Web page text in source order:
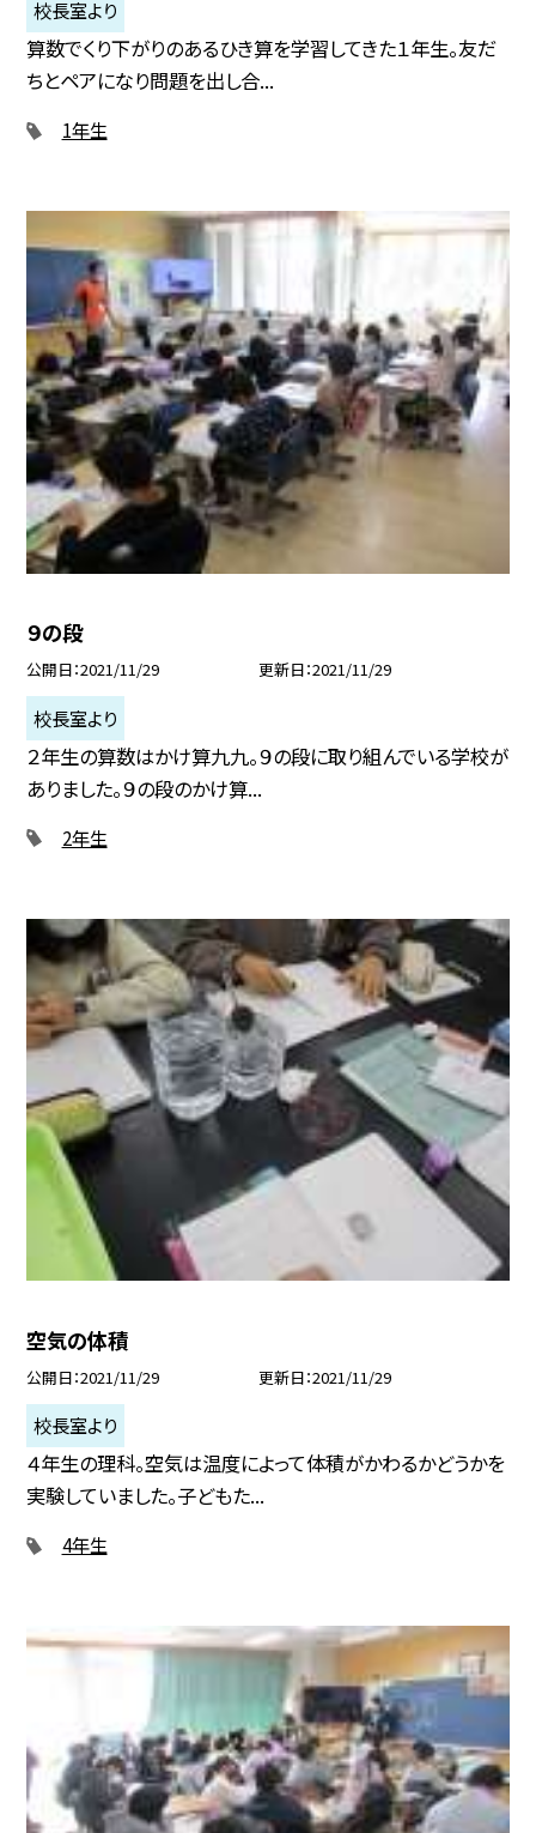
校長室より
算数でくり下がりのあるひき算を学習してきた１年生。友だ
ちとペアになり問題を出し合...
1年生
９の段
公開日 2021/11/29 更新日 2021/11/29
校長室より
２年生の算数はかけ算九九。９の段に取り組んでいる学校が
ありました。９の段のかけ算...
2年生
空気の体積
公開日 2021/11/29 更新日 2021/11/29
校長室より
４年生の理科。空気は温度によって体積がかわるかどうかを
実験していました。子どもた...
4年生